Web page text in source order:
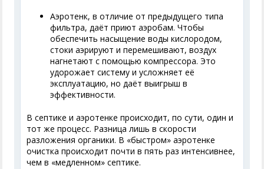
Аэротенк, в отличие от предыдущего типа
фильтра, даёт приют аэробам. Чтобы
обеспечить насыщение воды кислородом,
стоки аэрируют и перемешивают, воздух
нагнетают с помощью компрессора. Это
удорожает систему и усложняет её
эксплуатацию, но даёт выигрыш в
эффективности.
В септике и аэротенке происходит, по сути, один и
тот же процесс. Разница лишь в скорости
разложения органики. В «быстром» аэротенке
очистка происходит почти в пять раз интенсивнее,
чем в «медленном» септике.